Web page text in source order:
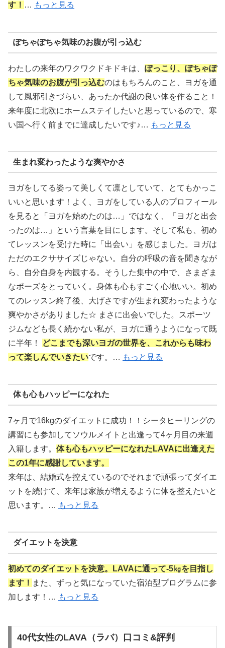
す！ … もっと見る
ぽちゃぽちゃ気味のお腹が引っ込む
わたしの来年のワクワクドキドキは、 ぽっこり、ぽちゃぽ
ちゃ気味のお腹が引っ込むのはもちろんのこと、ヨガを通
して風邪引きづらい、あったか代謝の良い体を作ること！
来年度に北欧にホームステイしたいと思っているので、寒
い国へ行く前までに達成したいです♪… もっと見る
生まれ変わったような爽やかさ
ヨガをしてる姿って美しくて凛としていて、とてもかっこ
いいと思います！よく、ヨガをしている人のプロフィール
を見ると「ヨガを始めたのは…」ではなく、「ヨガと出会
ったのは…」という言葉を目にします。そして私も、初め
てレッスンを受けた時に「出会い」を感じました。ヨガは
ただのエクササイズじゃない。自分の呼吸の音を聞きなが
ら、自分自身を内観する。そうした集中の中で、さまざま
なポーズをとっていく。身体も心もすごく心地いい。初め
てのレッスン終了後、大げさですが生まれ変わったような
爽やかさがありました☆ まさに出会いでした。スポーツ
ジムなども長く続かない私が、ヨガに通うようになって既
に半年！
どこまでも深いヨガの世界を、これからも味わ
って楽しんでいきたいです。… もっと見る
体も心もハッピーになれた
7ヶ月で16kgのダイエットに成功！！シータヒーリングの
講習にも参加してソウルメイトと出逢って4ヶ月目の来週
入籍します。 体も心もハッピーになれたLAVAに出逢えた
この1年に感謝しています。
来年は、結婚式を控えているのでそれまで頑張ってダイエ
ットを続けて、来年は家族が増えるように体を整えたいと
思います。… もっと見る
ダイエットを決意
初めてのダイエットを決意。LAVAに通って-5㎏を目指し
ます！ また、ずっと気になっていた宿泊型プログラムに参
加します！… もっと見る
40代女性のLAVA（ラバ）口コミ&評判